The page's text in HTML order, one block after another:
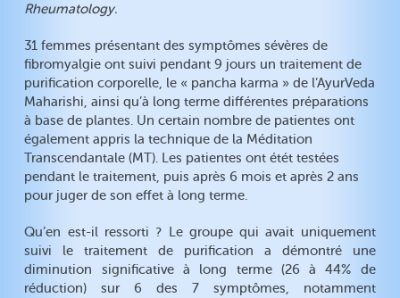
Rheumatology.
31 femmes présentant des symptômes sévères de
fibromyalgie ont suivi pendant 9 jours un traitement de
purification corporelle, le « pancha karma » de l’AyurVeda
Maharishi, ainsi qu’à long terme différentes préparations
à base de plantes. Un certain nombre de patientes ont
également appris la technique de la Méditation
Transcendantale (MT). Les patientes ont étét testées
pendant le traitement, puis après 6 mois et après 2 ans
pour juger de son effet à long terme.
Qu’en est-il ressorti ? Le groupe qui avait uniquement
suivi le traitement de purification a démontré une
diminution significative à long terme (26 à 44% de
réduction) sur 6 des 7 symptômes, notamment